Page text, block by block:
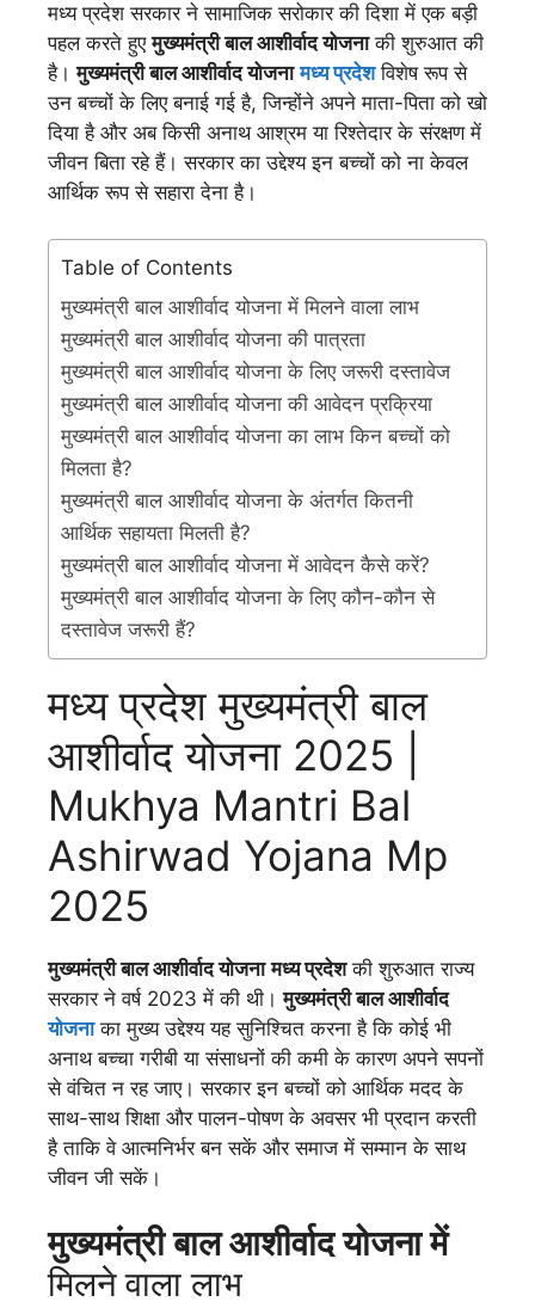
मध्य प्रदेश सरकार ने सामाजिक सरोकार की दिशा में एक बड़ी
पहल करते हुएमुख्यमंत्री बाल आशीर्वाद योजनाकी शुरुआत की
है।मुख्यमंत्री बाल आशीर्वाद योजना मध्य प्रदेशविशेष रूप से
उन बच्चों के लिए बनाई गई है, जिन्होंने अपने माता-पिता को खो
दिया है और अब किसी अनाथ आश्रम या रिश्तेदार के संरक्षण में
जीवन बिता रहे हैं। सरकार का उद्देश्य इन बच्चों को ना केवल
आर्थिक रूप से सहारा देना है।
Table of Contents
मुख्यमंत्री बाल आशीर्वाद योजना में मिलने वाला लाभ
मुख्यमंत्री बाल आशीर्वाद योजना की पात्रता
मुख्यमंत्री बाल आशीर्वाद योजना के लिए जरूरी दस्तावेज
मुख्यमंत्री बाल आशीर्वाद योजना की आवेदन प्रक्रिया
मुख्यमंत्री बाल आशीर्वाद योजना का लाभ किन बच्चों को
मिलता है?
मुख्यमंत्री बाल आशीर्वाद योजना के अंतर्गत कितनी
आर्थिक सहायता मिलती है?
मुख्यमंत्री बाल आशीर्वाद योजना में आवेदन कैसे करें?
मुख्यमंत्री बाल आशीर्वाद योजना के लिए कौन-कौन से
दस्तावेज जरूरी हैं?
मध्य प्रदेश मुख्यमंत्री बाल
आशीर्वाद योजना 2025 |
Mukhya Mantri Bal
Ashirwad Yojana Mp
2025
मुख्यमंत्री बाल आशीर्वाद योजना मध्य प्रदेशकी शुरुआत राज्य
सरकार ने वर्ष 2023 में की थी।मुख्यमंत्री बाल आशीर्वाद
योजनाका मुख्य उद्देश्य यह सुनिश्चित करना है कि कोई भी
अनाथ बच्चा गरीबी या संसाधनों की कमी के कारण अपने सपनों
से वंचित न रह जाए। सरकार इन बच्चों को आर्थिक मदद के
साथ-साथ शिक्षा और पालन-पोषण के अवसर भी प्रदान करती
है ताकि वे आत्मनिर्भर बन सकें और समाज में सम्मान के साथ
जीवन जी सकें।
मुख्यमंत्री बाल आशीर्वाद योजना में
मिलने वाला लाभ